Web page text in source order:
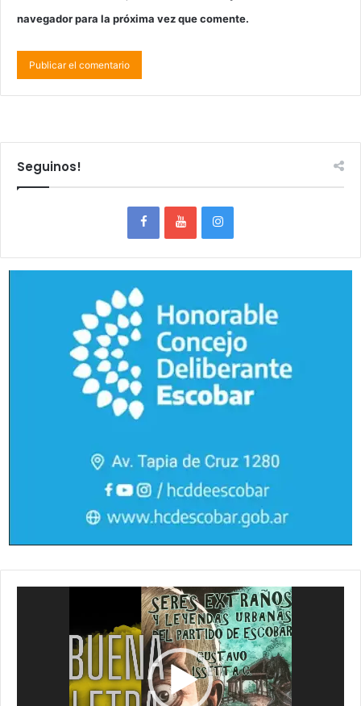
navegador para la próxima vez que comente.
Seguinos!